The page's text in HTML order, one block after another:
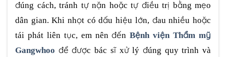
đúng cách, tránh tự nặn hoặc tự điều trị bằng mẹo
dân gian. Khi nhọt có dấu hiệu lớn, đau nhiều hoặc
tái phát liên tục, em nên đếnBệnh viện Thẩm mỹ
Gangwhoo để được bác sĩ xử lý đúng quy trình và